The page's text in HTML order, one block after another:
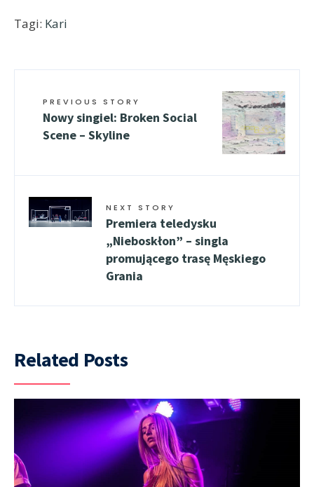
Tagi: Kari
PREVIOUS STORY
Nowy singiel: Broken Social
Scene – Skyline
NEXT STORY
Premiera teledysku
„Nieboskłon” – singla
promującego trasę Męskiego
Grania
Related Posts